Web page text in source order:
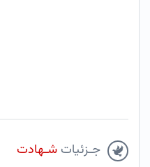
جـزئیات شـهادت